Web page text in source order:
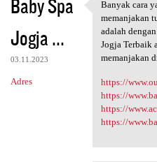
o
m
e
n
Baby Spa
Jogja ...
03.11.2023
Adres
Banyak
Banyak cara
memanjakan
adalah
Jogja Terbaik
memanjakan
https://
https://
https://
https://